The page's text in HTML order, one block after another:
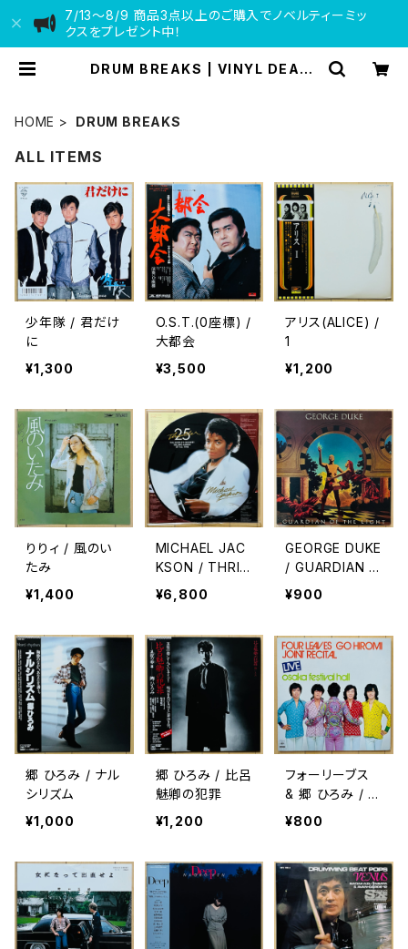
7/13〜8/9 商品3点以上のご購入でノベルティーミッ
クスをプレゼント中！
DRUM BREAKS | VINYL DEALE
HOME DRUM BREAKS
ALL ITEMS
少年隊 / 君だけ
に
¥1,300
O.S.T.(0座標) /
大都会
¥3,500
アリス(ALICE) /
1
¥1,200
りりィ / 風のい
たみ
¥1,400
MICHAEL JAC
KSON / THRIL
LER 25
¥6,800
GEORGE DUKE
/ GUARDIAN O
F THE LIGHT
¥900
郷 ひろみ / ナル
シリズム
¥1,000
郷 ひろみ / 比呂
魅卿の犯罪
¥1,200
フォーリーブス
& 郷 ひろみ / J
OINT RECITAL
¥800